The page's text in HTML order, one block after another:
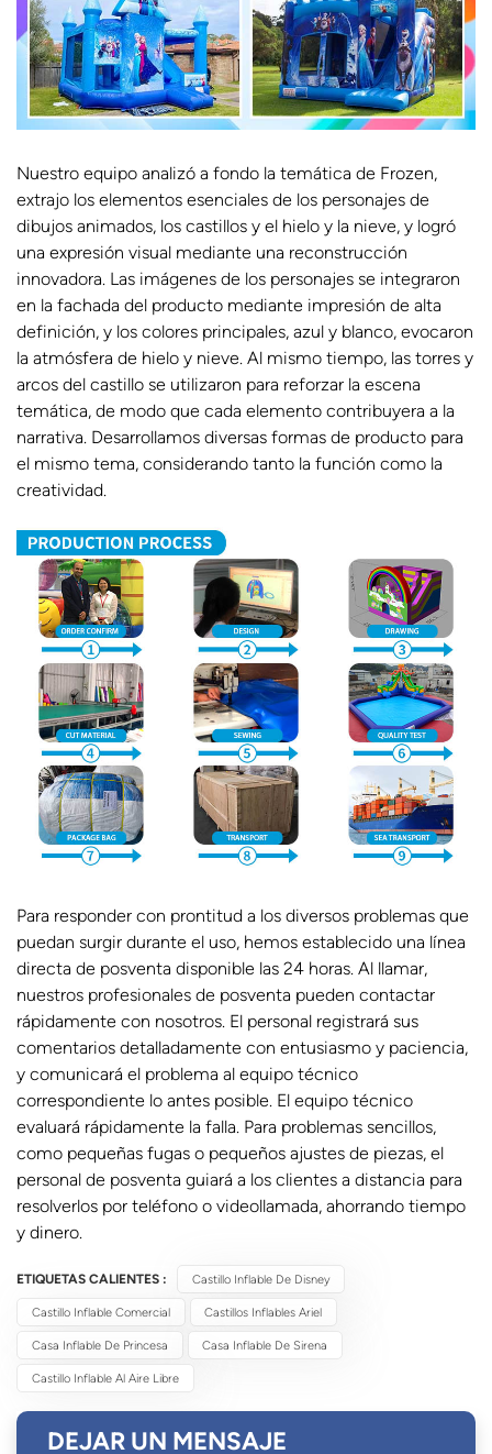
Nuestro equipo analizó a fondo la temática de Frozen,
extrajo los elementos esenciales de los personajes de
dibujos animados, los castillos y el hielo y la nieve, y logró
una expresión visual mediante una reconstrucción
innovadora. Las imágenes de los personajes se integraron
en la fachada del producto mediante impresión de alta
definición, y los colores principales, azul y blanco, evocaron
la atmósfera de hielo y nieve. Al mismo tiempo, las torres y
arcos del castillo se utilizaron para reforzar la escena
temática, de modo que cada elemento contribuyera a la
narrativa. Desarrollamos diversas formas de producto para
el mismo tema, considerando tanto la función como la
creatividad.
Para responder con prontitud a los diversos problemas que
puedan surgir durante el uso, hemos establecido una línea
directa de posventa disponible las 24 horas. Al llamar,
nuestros profesionales de posventa pueden contactar
rápidamente con nosotros. El personal registrará sus
comentarios detalladamente con entusiasmo y paciencia,
y comunicará el problema al equipo técnico
correspondiente lo antes posible. El equipo técnico
evaluará rápidamente la falla. Para problemas sencillos,
como pequeñas fugas o pequeños ajustes de piezas, el
personal de posventa guiará a los clientes a distancia para
resolverlos por teléfono o videollamada, ahorrando tiempo
y dinero.
ETIQUETAS CALIENTES : Castillo Inflable De Disney
Castillo Inflable Comercial Castillos Inflables Ariel
Casa Inflable De Princesa Casa Inflable De Sirena
Castillo Inflable Al Aire Libre
DEJAR UN MENSAJE